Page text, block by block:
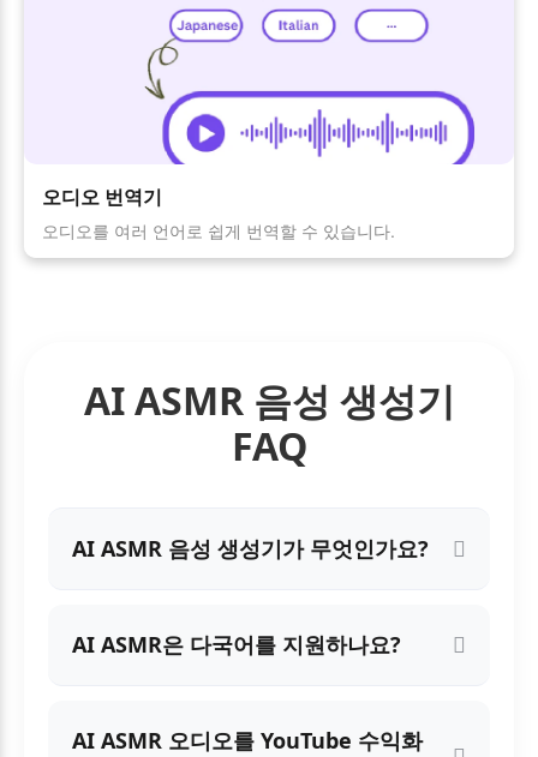
오디오 번역기
오디오를 여러 언어로 쉽게 번역할 수 있습니다.
AI ASMR 음성 생성기
FAQ
AI ASMR 음성 생성기가 무엇인가요?
AI ASMR은 다국어를 지원하나요?
AI ASMR 오디오를 YouTube 수익화